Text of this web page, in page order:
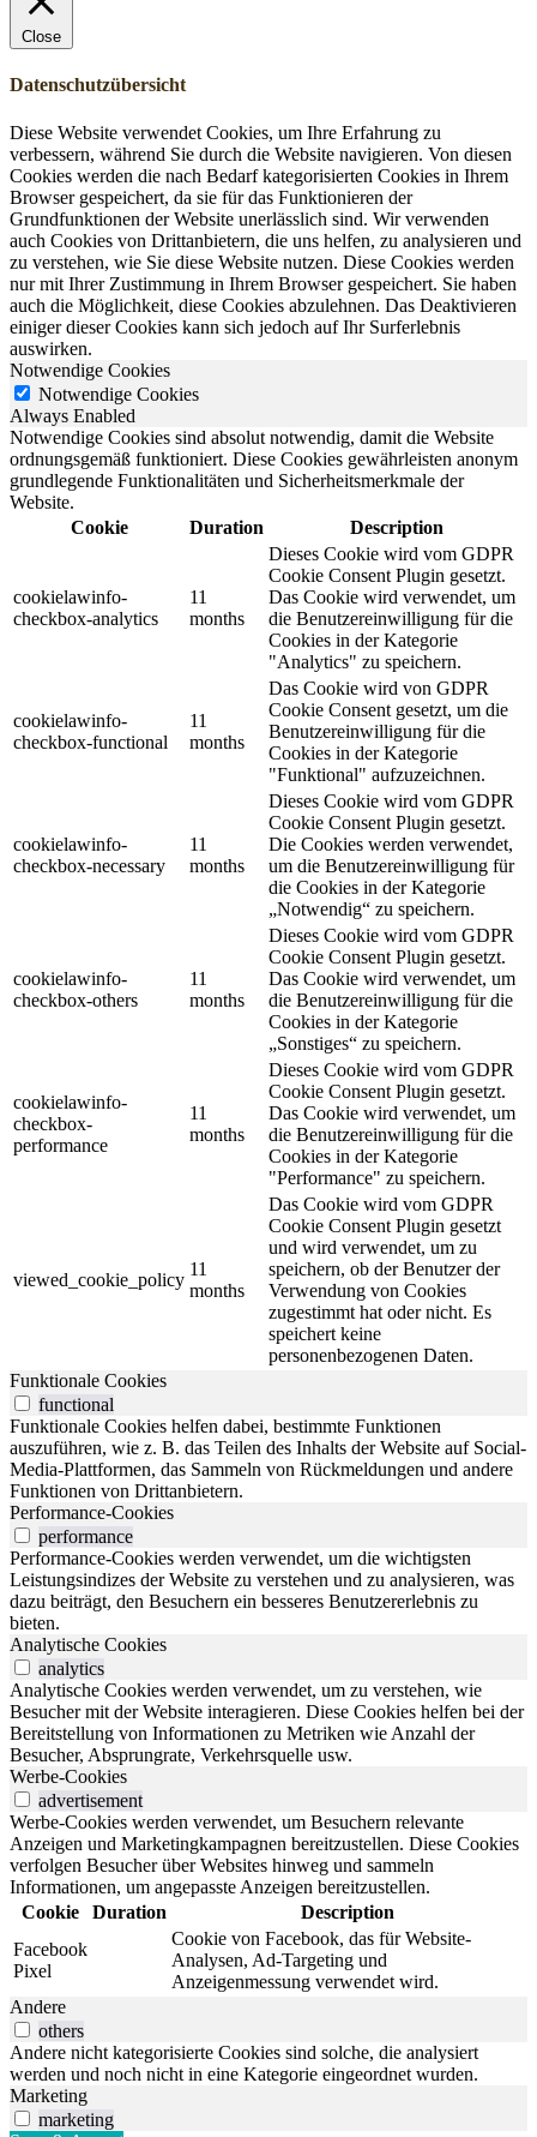
Close
Datenschutzübersicht
Diese Website verwendet Cookies, um Ihre Erfahrung zu
verbessern, während Sie durch die Website navigieren. Von diesen
Cookies werden die nach Bedarf kategorisierten Cookies in Ihrem
Browser gespeichert, da sie für das Funktionieren der
Grundfunktionen der Website unerlässlich sind. Wir verwenden
auch Cookies von Drittanbietern, die uns helfen, zu analysieren und
zu verstehen, wie Sie diese Website nutzen. Diese Cookies werden
nur mit Ihrer Zustimmung in Ihrem Browser gespeichert. Sie haben
auch die Möglichkeit, diese Cookies abzulehnen. Das Deaktivieren
einiger dieser Cookies kann sich jedoch auf Ihr Surferlebnis
auswirken.
Notwendige Cookies
Notwendige Cookies
Always Enabled
Notwendige Cookies sind absolut notwendig, damit die Website
ordnungsgemäß funktioniert. Diese Cookies gewährleisten anonym
grundlegende Funktionalitäten und Sicherheitsmerkmale der
Website.
Cookie
Duration Description
cookielawinfo-
checkbox-analytics
11
months
Dieses Cookie wird vom GDPR
Cookie Consent Plugin gesetzt.
Das Cookie wird verwendet, um
die Benutzereinwilligung für die
Cookies in der Kategorie
"Analytics" zu speichern.
cookielawinfo-
checkbox-functional
11
months
Das Cookie wird von GDPR
Cookie Consent gesetzt, um die
Benutzereinwilligung für die
Cookies in der Kategorie
"Funktional" aufzuzeichnen.
cookielawinfo-
checkbox-necessary
11
months
Dieses Cookie wird vom GDPR
Cookie Consent Plugin gesetzt.
Die Cookies werden verwendet,
um die Benutzereinwilligung für
die Cookies in der Kategorie
„Notwendig“ zu speichern.
cookielawinfo-
checkbox-others
11
months
Dieses Cookie wird vom GDPR
Cookie Consent Plugin gesetzt.
Das Cookie wird verwendet, um
die Benutzereinwilligung für die
Cookies in der Kategorie
„Sonstiges“ zu speichern.
cookielawinfo-
checkbox-
performance
11
months
Dieses Cookie wird vom GDPR
Cookie Consent Plugin gesetzt.
Das Cookie wird verwendet, um
die Benutzereinwilligung für die
Cookies in der Kategorie
"Performance" zu speichern.
viewed_cookie_policy
11
months
Das Cookie wird vom GDPR
Cookie Consent Plugin gesetzt
und wird verwendet, um zu
speichern, ob der Benutzer der
Verwendung von Cookies
zugestimmt hat oder nicht. Es
speichert keine
personenbezogenen Daten.
Funktionale Cookies
functional
Funktionale Cookies helfen dabei, bestimmte Funktionen
auszuführen, wie z. B. das Teilen des Inhalts der Website auf Social-
Media-Plattformen, das Sammeln von Rückmeldungen und andere
Funktionen von Drittanbietern.
Performance-Cookies
performance
Performance-Cookies werden verwendet, um die wichtigsten
Leistungsindizes der Website zu verstehen und zu analysieren, was
dazu beiträgt, den Besuchern ein besseres Benutzererlebnis zu
bieten.
Analytische Cookies
analytics
Analytische Cookies werden verwendet, um zu verstehen, wie
Besucher mit der Website interagieren. Diese Cookies helfen bei der
Bereitstellung von Informationen zu Metriken wie Anzahl der
Besucher, Absprungrate, Verkehrsquelle usw.
Werbe-Cookies
advertisement
Werbe-Cookies werden verwendet, um Besuchern relevante
Anzeigen und Marketingkampagnen bereitzustellen. Diese Cookies
verfolgen Besucher über Websites hinweg und sammeln
Informationen, um angepasste Anzeigen bereitzustellen.
Cookie
Duration
Description
Facebook
Pixel
Cookie von Facebook, das für Website-
Analysen, Ad-Targeting und
Anzeigenmessung verwendet wird.
Andere
others
Andere nicht kategorisierte Cookies sind solche, die analysiert
werden und noch nicht in eine Kategorie eingeordnet wurden.
Marketing
marketing